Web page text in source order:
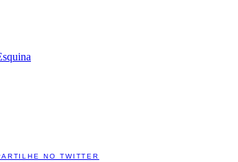
NO TWITTER